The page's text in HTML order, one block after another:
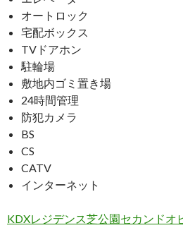
オートロック
宅配ボックス
TVドアホン
駐輪場
敷地内ゴミ置き場
24時間管理
防犯カメラ
BS
CS
CATV
インターネット
KDXレジデンス芝公園セカンドオ